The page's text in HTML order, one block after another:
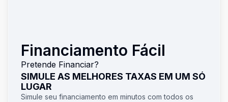
Financiamento Fácil
Pretende Financiar?
SIMULE AS MELHORES TAXAS EM UM SÓ
LUGAR
Simule seu financiamento em minutos com todos os